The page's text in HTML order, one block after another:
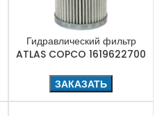
Гидравлический фильтр
ATLAS COPCO 1619622700
ЗАКАЗАТЬ